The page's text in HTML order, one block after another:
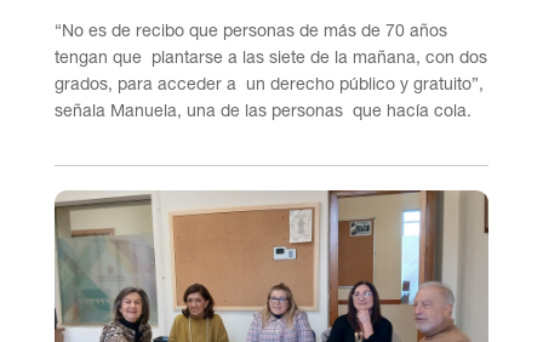
“No es de recibo que personas de más de 70 años
tengan que plantarse a las siete de la mañana, con dos
grados, para acceder a un derecho público y gratuito”,
señala Manuela, una de las personas que hacía cola.